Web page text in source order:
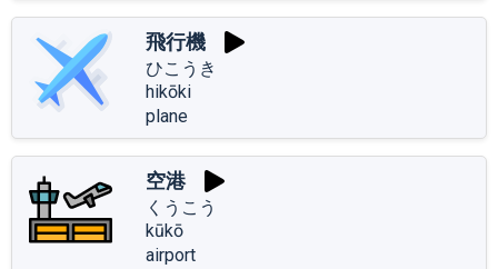
飛行機
ひこうき
hikōki
plane
空港
くうこう
kūkō
airport